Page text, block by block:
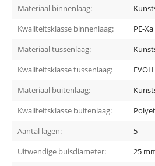
Materiaal binnenlaag:
Kwaliteitsklasse binnenlaag:
PE-Xa
Materiaal tussenlaag:
Kwaliteitsklasse tussenlaag:
EVOH
Materiaal buitenlaag:
Kwaliteitsklasse buitenlaag:
Aantal lagen:
5
Uitwendige buisdiameter:
25